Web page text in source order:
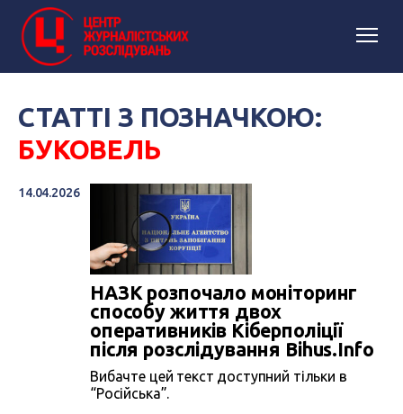
СТАТТІ З ПОЗНАЧКОЮ:
БУКОВЕЛЬ
14.04.2026
НАЗК розпочало моніторинг
способу життя двох
оперативників Кіберполіції
після розслідування Bihus.Info
Вибачте цей текст доступний тільки в
“Російська”.